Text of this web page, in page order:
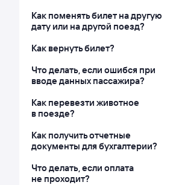
Как поменять билет на другую
дату или на другой поезд?
Как вернуть билет?
Что делать, если ошибся при
вводе данных пассажира?
Как перевезти животное
в поезде?
Как получить отчетные
документы для бухгалтерии?
Что делать, если оплата
не проходит?